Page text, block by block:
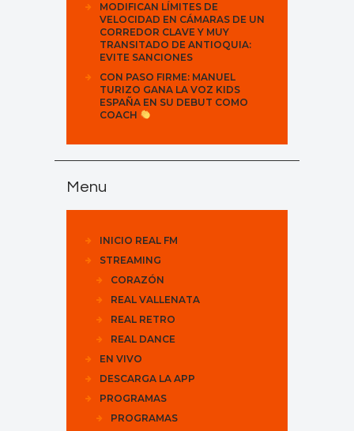
MODIFICAN LÍMITES DE
VELOCIDAD EN CÁMARAS DE UN
CORREDOR CLAVE Y MUY
TRANSITADO DE ANTIOQUIA:
EVITE SANCIONES
CON PASO FIRME: MANUEL
TURIZO GANA LA VOZ KIDS
ESPAÑA EN SU DEBUT COMO
COACH
Menu
INICIO REAL FM
STREAMING
CORAZÓN
REAL VALLENATA
REAL RETRO
REAL DANCE
EN VIVO
DESCARGA LA APP
PROGRAMAS
PROGRAMAS